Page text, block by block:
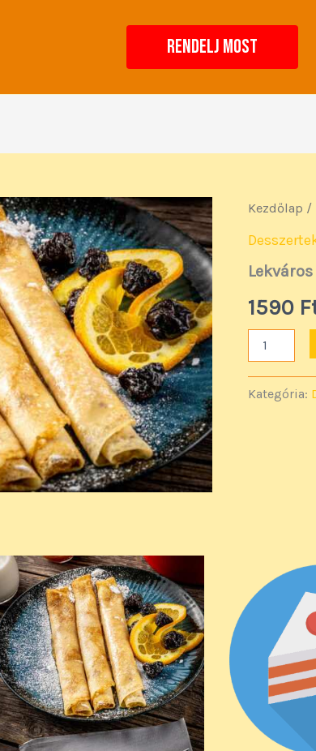
RENDELJ MOST
Kezdőlap /
1590
Lekváros
palacsinta
(3
mennyiség
Kategória: